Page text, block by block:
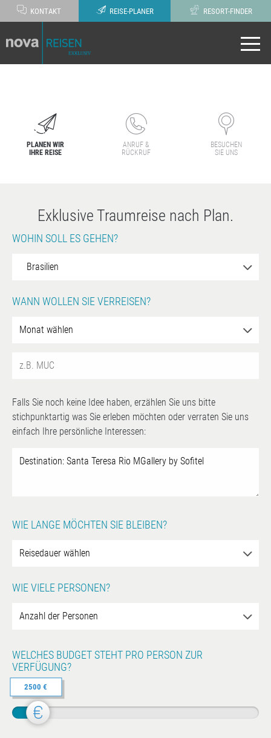
KONTAKT REISE-PLANER RESORT-FINDER
PLANEN WIR
IHRE REISE
ANRUF &
RÜCKRUF
BESUCHEN
SIE UNS
Exklusive Traumreise nach Plan.
WOHIN SOLL ES GEHEN?
WANN WOLLEN SIE VERREISEN?
Falls Sie noch keine Idee haben, erzählen Sie uns bitte
stichpunktartig was Sie erleben möchten oder verraten Sie uns
einfach Ihre persönliche Interessen:
WIE LANGE MÖCHTEN SIE BLEIBEN?
WIE VIELE PERSONEN?
WELCHES BUDGET STEHT PRO PERSON ZUR
VERFÜGUNG?
2500 €